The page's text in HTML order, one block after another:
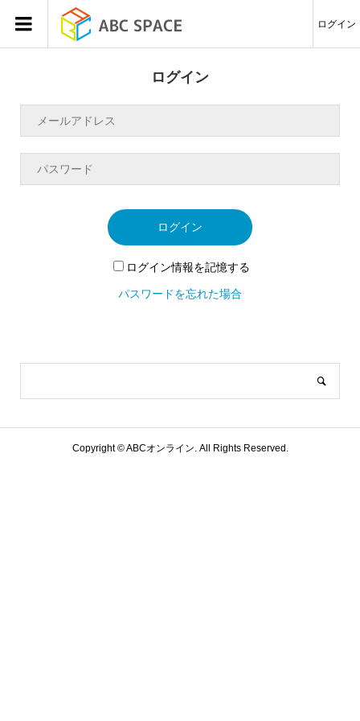
ログイン
ログイン
ログイン
ログイン情報を記憶する
パスワードを忘れた場合
Copyright ©ABCオンライン. All Rights Reserved.